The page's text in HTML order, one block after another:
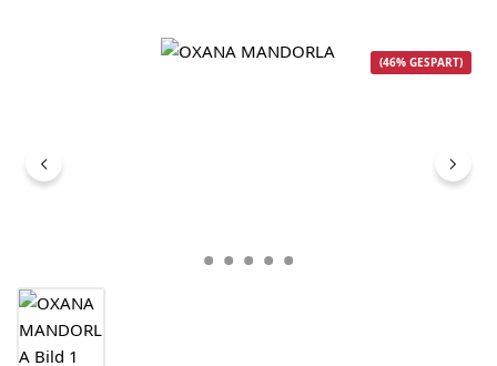
Bildergalerie überspringen
(46% GESPART)